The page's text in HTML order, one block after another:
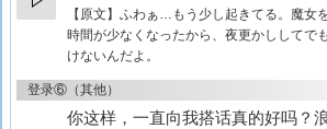
【原文】 ふわぁ…もう少し起きてる。魔女
時間が少なくなったから、夜更かししてで
けないんだよ。
登录⑥（其他）
你这样，一直向我搭话真的好吗？